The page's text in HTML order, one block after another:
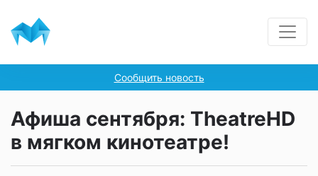
Сообщить новость
Афиша сентября: TheatreHD
в мягком кинотеатре!